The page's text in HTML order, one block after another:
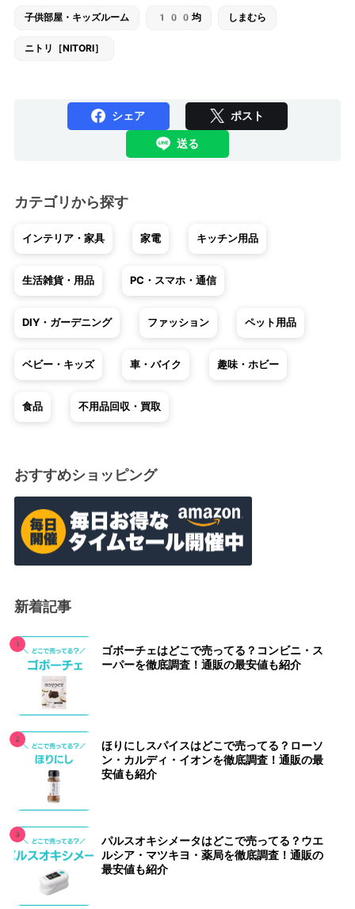
子供部屋・キッズルーム 100均 しまむら
ニトリ［NITORI］
シェア ポスト
送る
カテゴリから探す
インテリア・家具 家電 キッチン用品
生活雑貨・用品 PC・スマホ・通信
DIY・ガーデニング ファッション ペット用品
ベビー・キッズ 車・バイク 趣味・ホビー
食品 不用品回収・買取
おすすめショッピング
新着記事
ゴボーチェはどこで売ってる？コンビニ・ス
ーパーを徹底調査！通販の最安値も紹介
ほりにしスパイスはどこで売ってる？ローソ
ン・カルディ・イオンを徹底調査！通販の最
安値も紹介
パルスオキシメータはどこで売ってる？ウエ
ルシア・マツキヨ・薬局を徹底調査！通販の
最安値も紹介